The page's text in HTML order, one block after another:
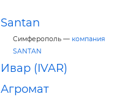
Santan
Симферополь — компания
SANTAN
Ивар (IVAR)
Агромат